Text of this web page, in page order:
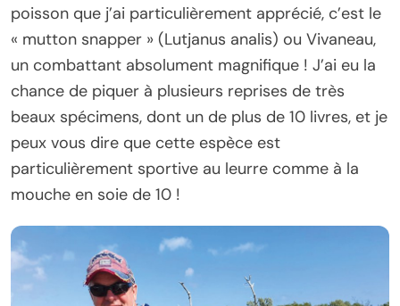
poisson que j’ai particulièrement apprécié, c’est le
« mutton snapper » (Lutjanus analis) ou Vivaneau,
un combattant absolument magnifique ! J’ai eu la
chance de piquer à plusieurs reprises de très
beaux spécimens, dont un de plus de 10 livres, et je
peux vous dire que cette espèce est
particulièrement sportive au leurre comme à la
mouche en soie de 10 !